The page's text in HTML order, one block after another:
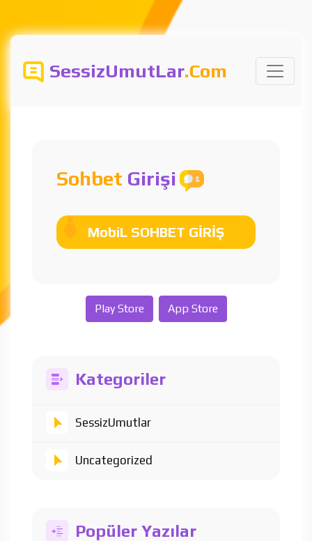
SessizUmutLar.Com
Sohbet Girişi
MobiL SOHBET GİRİŞ
Play Store App Store
Kategoriler
SessizUmutlar
Uncategorized
Popüler Yazılar